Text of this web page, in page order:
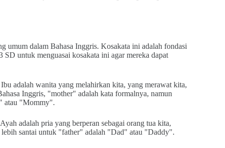
umum dalam Bahasa Inggris. Kosakata ini adalah fondasi
untuk menguasai kosakata ini agar mereka dapat
adalah wanita yang melahirkan kita, yang merawat kita,
Inggris, "mother" adalah kata formalnya, namun
atau "Mommy".
adalah pria yang berperan sebagai orang tua kita,
santai untuk "father" adalah "Dad" atau "Daddy".